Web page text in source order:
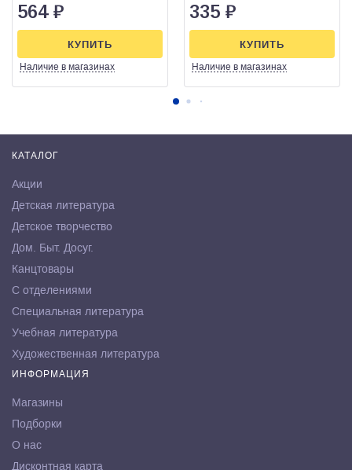
564 ₽
Наличие в магазинах
КУПИТЬ
335 ₽
Наличие в магазинах
КУПИТЬ
КАТАЛОГ
Акции
Детская литература
Детское творчество
Дом. Быт. Досуг.
Канцтовары
С отделениями
Специальная литература
Учебная литература
Художественная литература
ИНФОРМАЦИЯ
Магазины
Подборки
О нас
Дисконтная карта